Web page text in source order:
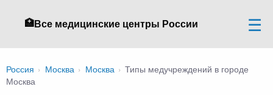
🏥Все медицинские центры России
Россия › Москва › Москва › Типы медучреждений в городе
Москва